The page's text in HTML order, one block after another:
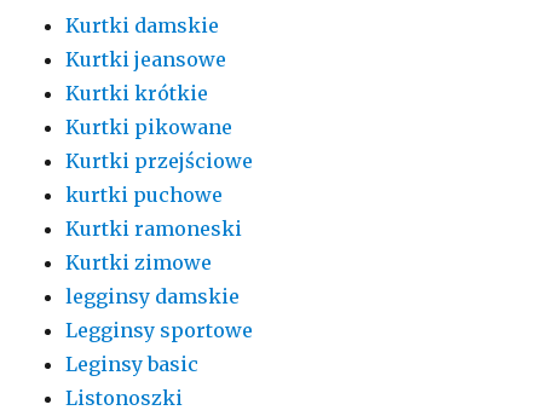
Kurtki damskie
Kurtki jeansowe
Kurtki krótkie
Kurtki pikowane
Kurtki przejściowe
kurtki puchowe
Kurtki ramoneski
Kurtki zimowe
legginsy damskie
Legginsy sportowe
Leginsy basic
Listonoszki